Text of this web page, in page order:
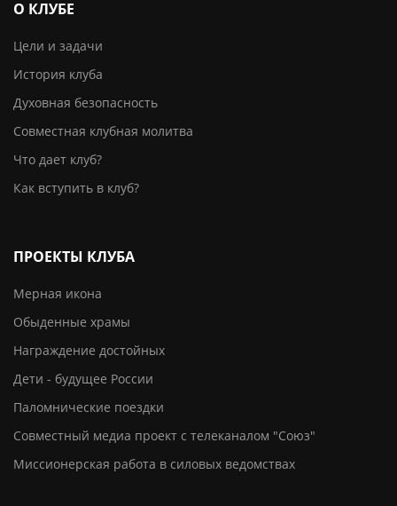
О КЛУБЕ
Цели и задачи
История клуба
Духовная безопасность
Совместная клубная молитва
Что дает клуб?
Как вступить в клуб?
ПРОЕКТЫ КЛУБА
Мерная икона
Обыденные храмы
Награждение достойных
Дети - будущее России
Паломнические поездки
Совместный медиа проект с телеканалом "Союз"
Миссионерская работа в силовых ведомствах